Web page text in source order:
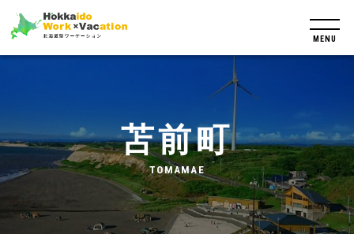
MENU
苫前町
TOMAMAE